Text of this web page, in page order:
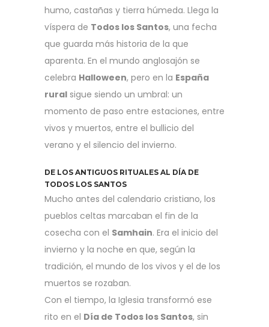
humo, castañas y tierra húmeda. Llega la
víspera de Todos los Santos, una fecha
que guarda más historia de la que
aparenta. En el mundo anglosajón se
celebra Halloween, pero en la España
rural sigue siendo un umbral: un
momento de paso entre estaciones, entre
vivos y muertos, entre el bullicio del
verano y el silencio del invierno.
DE LOS ANTIGUOS RITUALES AL DÍA DE
TODOS LOS SANTOS
Mucho antes del calendario cristiano, los
pueblos celtas marcaban el fin de la
cosecha con el Samhain. Era el inicio del
invierno y la noche en que, según la
tradición, el mundo de los vivos y el de los
muertos se rozaban.
Con el tiempo, la Iglesia transformó ese
rito en el Día de Todos los Santos, sin